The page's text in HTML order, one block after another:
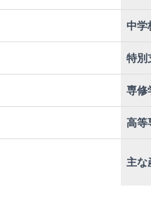
中学
特別
専修
高等
主な